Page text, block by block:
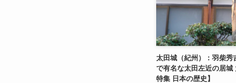
太田城（紀州）：羽柴秀
で有名な太田左近の居城
特集 日本の歴史】